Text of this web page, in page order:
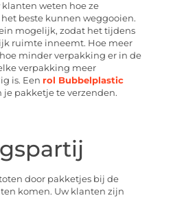
weten hoe ze
beste kunnen weggooien.
mogelijk, zodat het tijdens
ruimte inneemt. Hoe meer
minder verpakking er in de
verpakking meer
is. Een rol Bubbelplastic
je pakketje te verzenden.
door pakketjes bij de
komen. Uw klanten zijn